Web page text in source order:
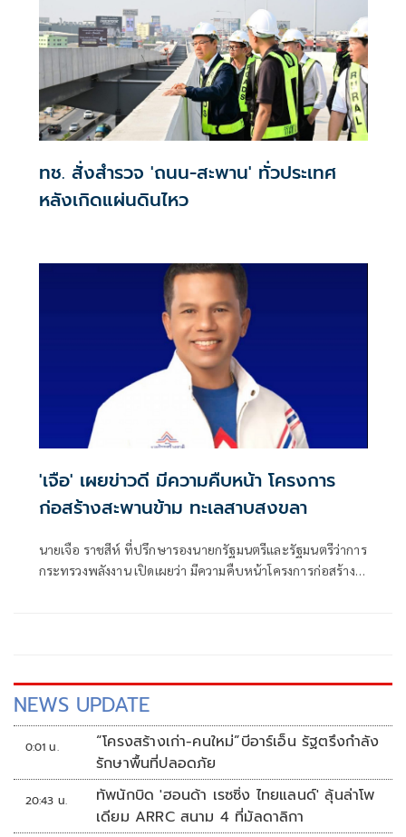
ทช. สั่งสำรวจ 'ถนน-สะพาน' ทั่วประเทศ
หลังเกิดแผ่นดินไหว
'เจือ' เผยข่าวดี มีความคืบหน้า โครงการ
ก่อสร้างสะพานข้าม ทะเลสาบสงขลา
นายเจือ ราชสีห์ ที่ปรึกษารองนายกรัฐมนตรีและรัฐมนตรีว่าการ
กระทรวงพลังงาน เปิดเผยว่า มีความคืบหน้าโครงการก่อสร้าง
NEWS UPDATE
0:01 น.
“โครงสร้างเก่า-คนใหม่”บีอาร์เอ็น รัฐตรึงกำลัง
รักษาพื้นที่ปลอดภัย
20:43 น.
ทัพนักบิด 'ฮอนด้า เรซซิ่ง ไทยแลนด์' ลุ้นล่าโพ
เดียม ARRC สนาม 4 ที่มัลดาลิกา